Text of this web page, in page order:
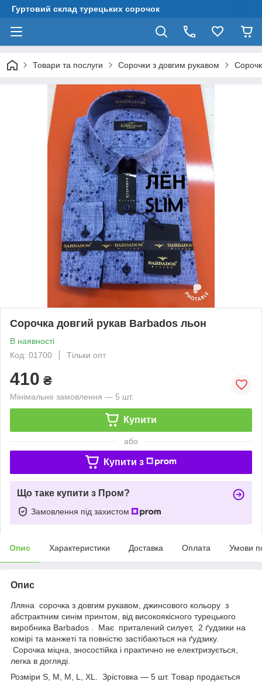
Гуртовий склад турецьких сорочок
Товари та послуги Сорочки з довгим рукавом
Сорочка довгий рукав Barbados льон
В наявності
Код: 01700
Тільки опт
410 ₴
Мінімальне замовлення — 5 шт.
Купити
або
Купити з
Що таке купити з Пром?
Замовлення під захистом
Опис Характеристики Доставка Оплата Умови
Опис
Лляна сорочка з довгим рукавом, джинсового кольору з
абстрактним синім принтом, від високоякісного турецького
виробника Barbados . Має приталений силует, 2 ґудзики на
комірі та манжеті та повністю застібаються на ґудзику.
Сорочка міцна, зносостійка і практично не електризується,
легка в догляді.
Розміри S, M, M, L, XL. Зрістовка — 5 шт. Товар продається